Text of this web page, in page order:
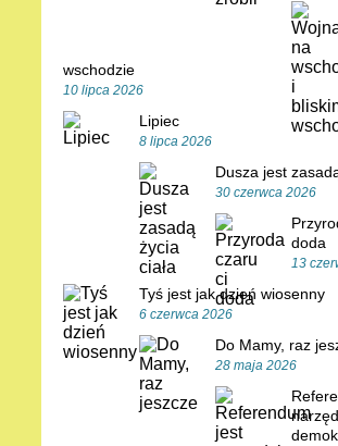
wschodzie
10 lipca 2026
Lipiec
8 lipca 2026
Dusza jest
30 czerwca 2026
doda
13
Tyś jest jak dzień wiosenny
6 czerwca 2026
Do Mamy, raz
28 maja 2026